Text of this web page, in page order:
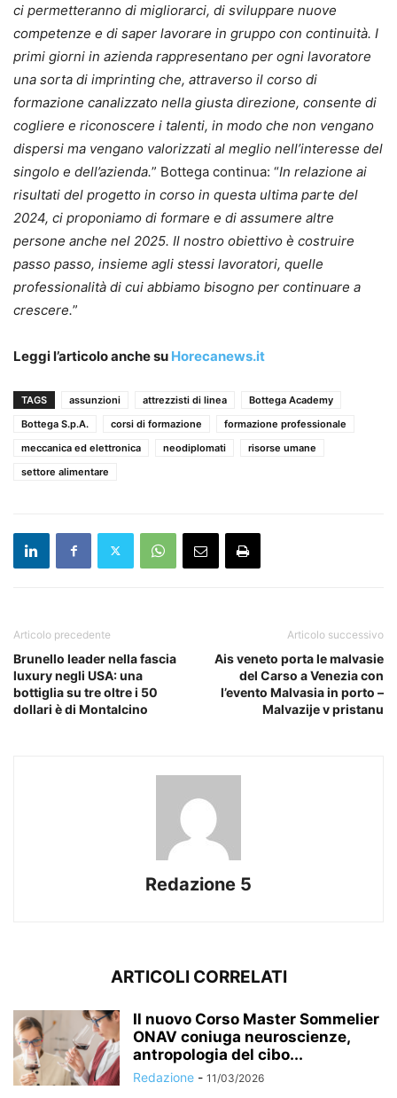
ci permetteranno di migliorarci, di sviluppare nuove
competenze e di saper lavorare in gruppo con continuità. I
primi giorni in azienda rappresentano per ogni lavoratore
una sorta di imprinting che, attraverso il corso di
formazione canalizzato nella giusta direzione, consente di
cogliere e riconoscere i talenti, in modo che non vengano
dispersi ma vengano valorizzati al meglio nell’interesse del
singolo e dell’azienda.” Bottega continua: “In relazione ai
risultati del progetto in corso in questa ultima parte del
2024, ci proponiamo di formare e di assumere altre
persone anche nel 2025. Il nostro obiettivo è costruire
passo passo, insieme agli stessi lavoratori, quelle
professionalità di cui abbiamo bisogno per continuare a
crescere.”
Leggi l’articolo anche su Horecanews.it
TAGS assunzioni attrezzisti di linea
Bottega Academy
Bottega S.p.A.
corsi di formazione
formazione professionale
meccanica ed elettronica
neodiplomati
risorse umane
settore alimentare
Articolo precedente
Brunello leader nella fascia
luxury negli USA: una
bottiglia su tre oltre i 50
dollari è di Montalcino
Articolo successivo
Ais veneto porta le malvasie
del Carso a Venezia con
l’evento Malvasia in porto –
Malvazije v pristanu
Redazione 5
ARTICOLI CORRELATI
Il nuovo Corso Master Sommelier
ONAV coniuga neuroscienze,
antropologia del cibo...
Redazione - 11/03/2026